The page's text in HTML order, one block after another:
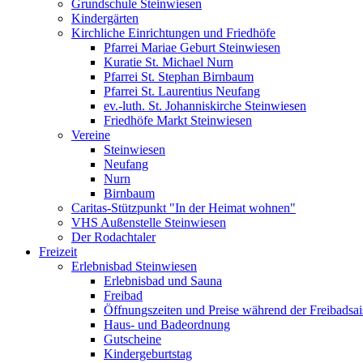
Grundschule Steinwiesen
Kindergärten
Kirchliche Einrichtungen und Friedhöfe
Pfarrei Mariae Geburt Steinwiesen
Kuratie St. Michael Nurn
Pfarrei St. Stephan Birnbaum
Pfarrei St. Laurentius Neufang
ev.-luth. St. Johanniskirche Steinwiesen
Friedhöfe Markt Steinwiesen
Vereine
Steinwiesen
Neufang
Nurn
Birnbaum
Caritas-Stützpunkt "In der Heimat wohnen"
VHS Außenstelle Steinwiesen
Der Rodachtaler
Freizeit
Erlebnisbad Steinwiesen
Erlebnisbad und Sauna
Freibad
Öffnungszeiten und Preise während der
Haus- und Badeordnung
Gutscheine
Kindergeburtstag